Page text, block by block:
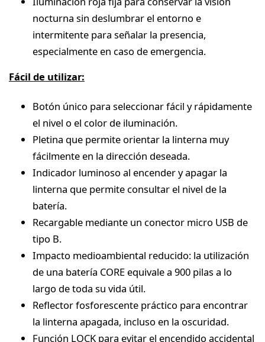
nocturna sin deslumbrar el entorno e
intermitente para señalar la presencia,
especialmente en caso de emergencia.
Fácil de utilizar:
Botón único para seleccionar fácil y rápidamente
el nivel o el color de iluminación.
Pletina que permite orientar la linterna muy
fácilmente en la dirección deseada.
Indicador luminoso al encender y apagar la
linterna que permite consultar el nivel de la
batería.
Recargable mediante un conector micro USB de
tipo B.
Impacto medioambiental reducido: la utilización
de una batería CORE equivale a 900 pilas a lo
largo de toda su vida útil.
Reflector fosforescente práctico para encontrar
la linterna apagada, incluso en la oscuridad.
Función LOCK para evitar el encendido accidental